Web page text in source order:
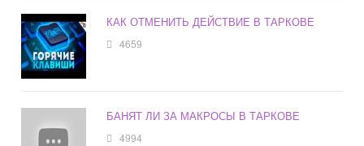
КАК ОТМЕНИТЬ ДЕЙСТВИЕ В ТАРКОВЕ
4659
БАНЯТ ЛИ ЗА МАКРОСЫ В ТАРКОВЕ
4994